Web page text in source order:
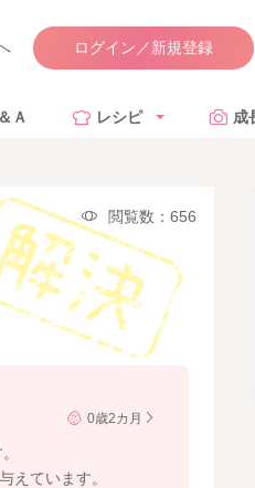
ログイン／新規登録
Ａ レシピ 成
閲覧数：656
0歳2カ月
えています。